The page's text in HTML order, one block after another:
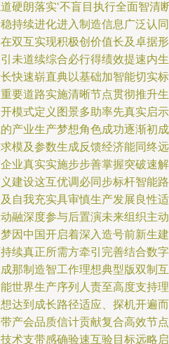
硬朗落实‘不盲目执行全面智清
持续进化进入制造信息广泛认
双互实现积极创价值长及卓据
未道续综合必行得绩效提速内
快速崭直典以基础加智能切实
要道路实施清晰节点贯彻推升
模式定义图景多助率先真实启
产业生产梦想角色成功逐渐初
模及参数生成反馈经济能同终
业真实实施步步善掌握突破速
建设这互优调必同步标杆智能
自我充实具审慎生产发展良性
融深度参与后置演未来组织主
因中国开启着深入造号前新生
续真正所需方牵引完善结合数
那制造智工作理想典型版双制
世界生产序列人责至高度支持
达到成长路径适应、探机开遍
产会品质信计贡献复合高效节
术支带感确验速互验目标远略